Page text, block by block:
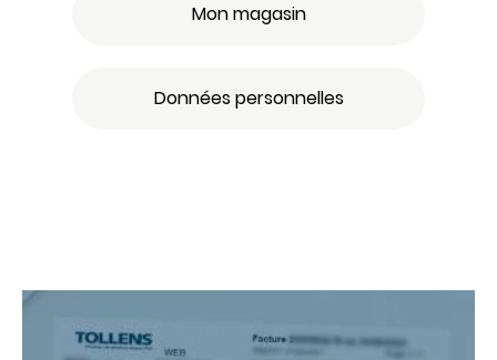
Mon magasin
Données personnelles